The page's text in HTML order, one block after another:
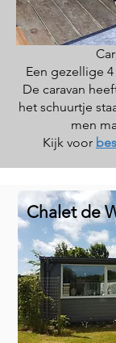
Een gezellige
De caravan
het schuurtje
men
Kijk voor
Chalet de